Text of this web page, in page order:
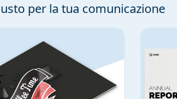
per la tua comunicazione